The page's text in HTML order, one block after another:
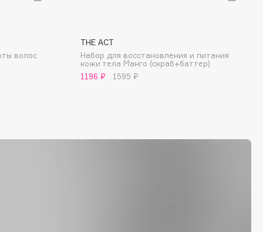
волос
THE ACT
Набор для восстановления и питания
кожи тела Манго (скраб+баттер)
1196 ₽
1595 ₽